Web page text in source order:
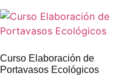
Curso Elaboración de
Portavasos Ecológicos